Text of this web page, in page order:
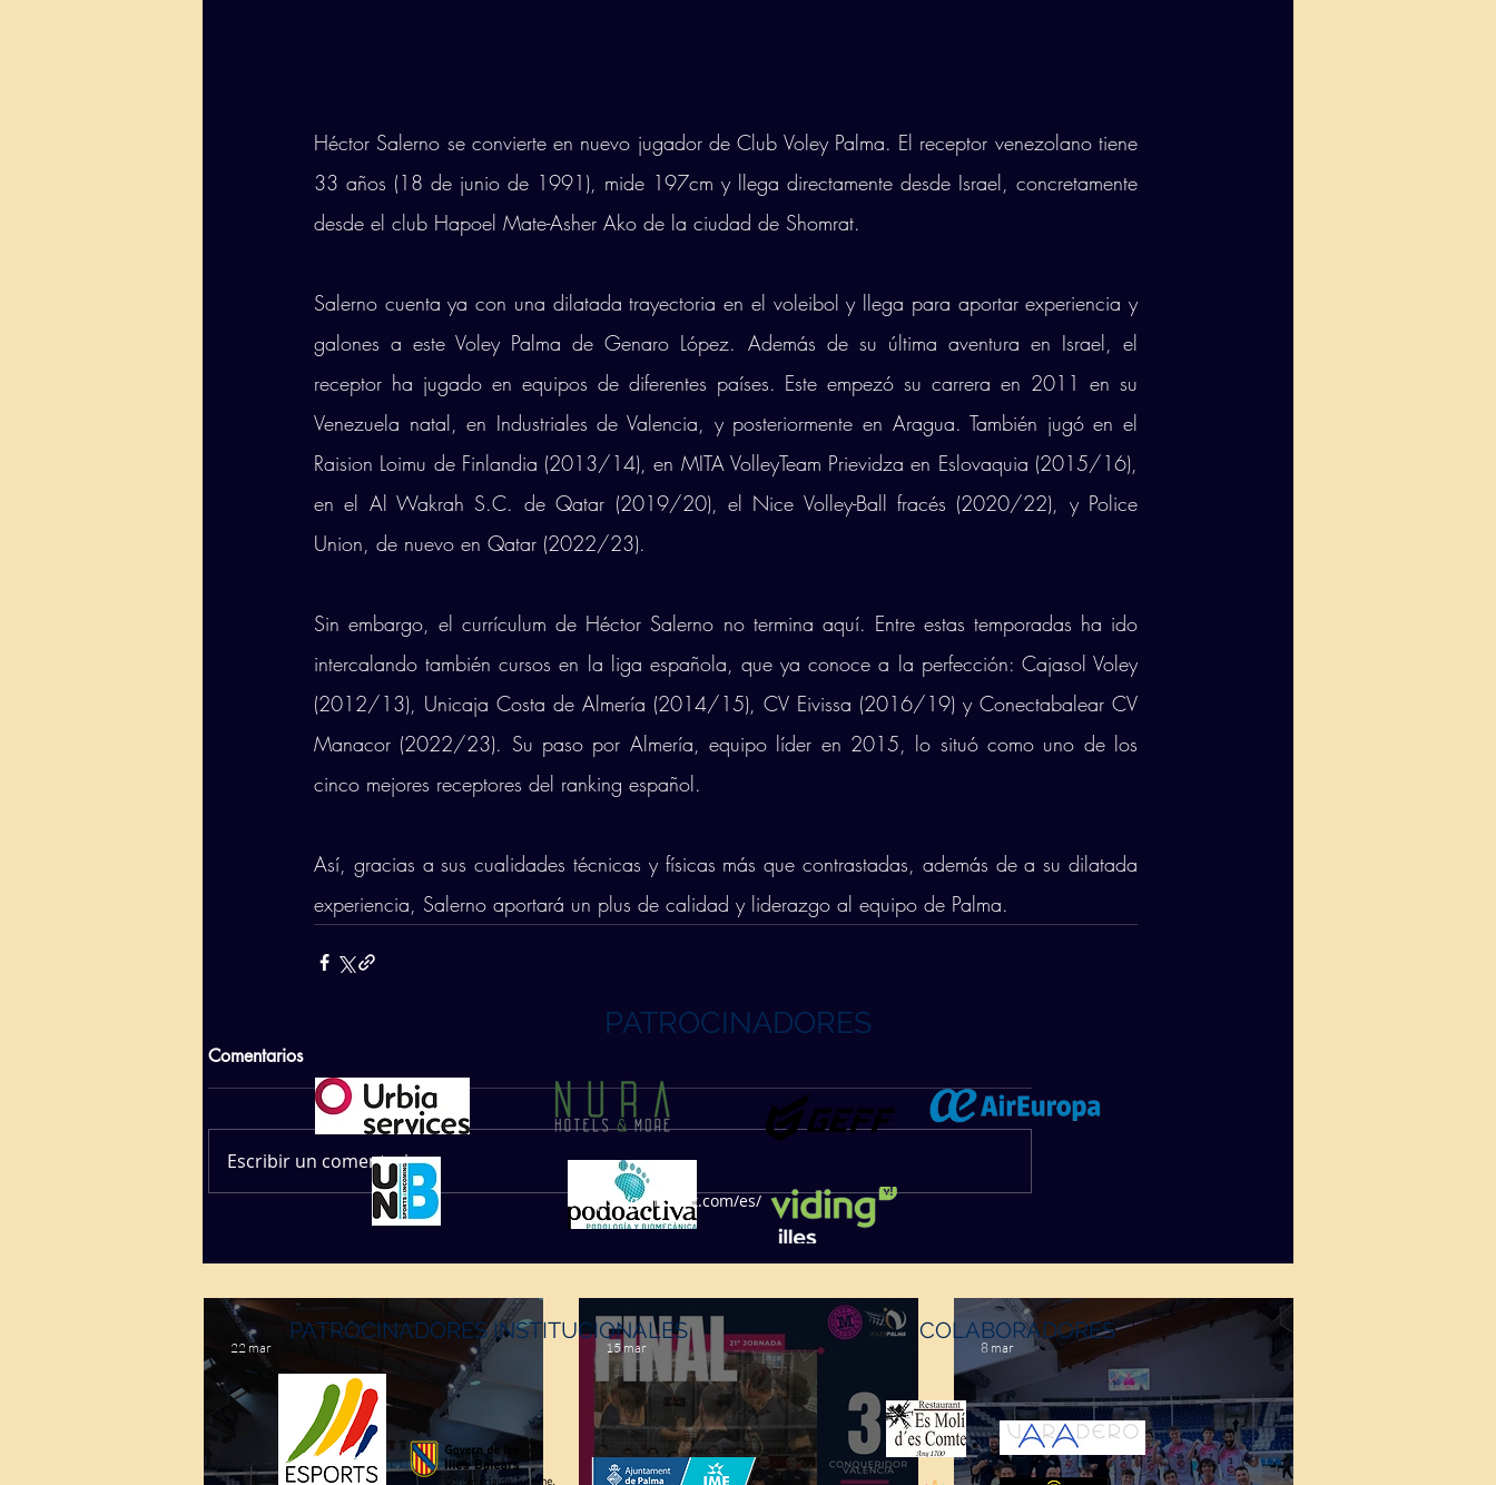
Héctor Salerno se convierte en nuevo jugador de Club Voley Palma. El receptor venezolano tiene
33 años (18 de junio de 1991), mide 197cm y llega directamente desde Israel, concretamente
desde el club Hapoel Mate-Asher Ako de la ciudad de Shomrat.
Salerno cuenta ya con una dilatada trayectoria en el voleibol y llega para aportar experiencia y
galones a este Voley Palma de Genaro López. Además de su última aventura en Israel, el
receptor ha jugado en equipos de diferentes países. Este empezó su carrera en 2011 en su
Venezuela natal, en Industriales de Valencia, y posteriormente en Aragua. También jugó en el
Raision Loimu de Finlandia (2013/14), en MITA VolleyTeam Prievidza en Eslovaquia (2015/16),
en el Al Wakrah S.C. de Qatar (2019/20), el Nice Volley-Ball fracés (2020/22), y Police
Union, de nuevo en Qatar (2022/23).
Sin embargo, el currículum de Héctor Salerno no termina aquí. Entre estas temporadas ha ido
intercalando también cursos en la liga española, que ya conoce a la perfección: Cajasol Voley
(2012/13), Unicaja Costa de Almería (2014/15), CV Eivissa (2016/19) y Conectabalear CV
Manacor (2022/23). Su paso por Almería, equipo líder en 2015, lo situó como uno de los
cinco mejores receptores del ranking español.
Así, gracias a sus cualidades técnicas y físicas más que contrastadas, además de a su dilatada
experiencia, Salerno aportará un plus de calidad y liderazgo al equipo de Palma.
Comentarios
Escribir un comentario...
22 mar 15 mar 8 mar
PATROCINADORES
PATROCINADORES INSTITUCIONALES COLABORADORES
https://geffsport.com/es/